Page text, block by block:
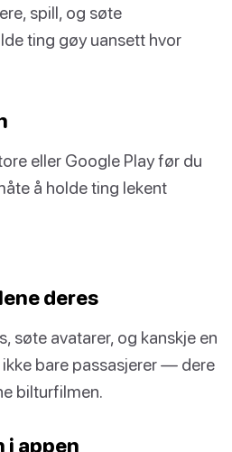
spill, og søte
ting gøy uansett hvor
eller Google Play før du
å holde ting lekent
deres
søte avatarer, og kanskje en
ikke bare passasjerer — dere
bilturfilmen.
i appen